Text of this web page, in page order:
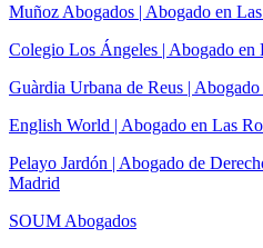
Muñoz Abogados | Abogado en
Colegio Los Ángeles | Abogado en
Guàrdia Urbana de Reus |
English World | Abogado en Las
Pelayo Jardón | Abogado de
Madrid
SOUM Abogados